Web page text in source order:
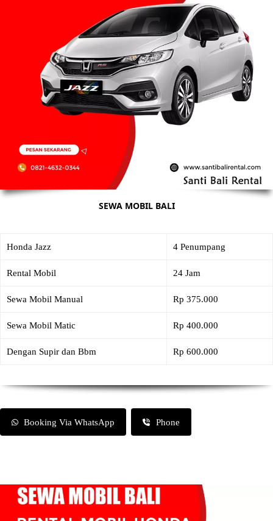
SEWA MOBIL BALI
Honda Jazz 4 Penumpang
Rental Mobil 24 Jam
Sewa Mobil Manual Rp 375.000
Sewa Mobil Matic Rp 400.000
Dengan Supir dan Bbm Rp 600.000
Booking Via WhatsApp Phone